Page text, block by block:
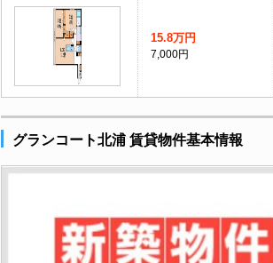
15.8万円
7,000円
グランコート北浦 賃貸物件基本情報